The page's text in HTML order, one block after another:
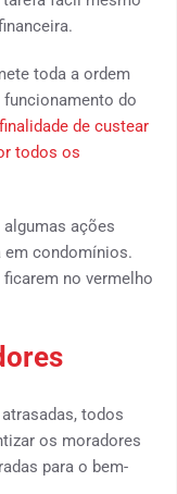
toda a ordem
do
de custear
todos os
ações
em condomínios.
no vermelho
todos
os moradores
para o bem-